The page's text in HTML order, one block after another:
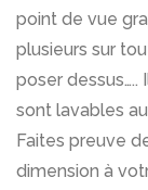
point de vue
plusieurs sur
poser dessus…..
sont lavables
Faites preuve
dimension à